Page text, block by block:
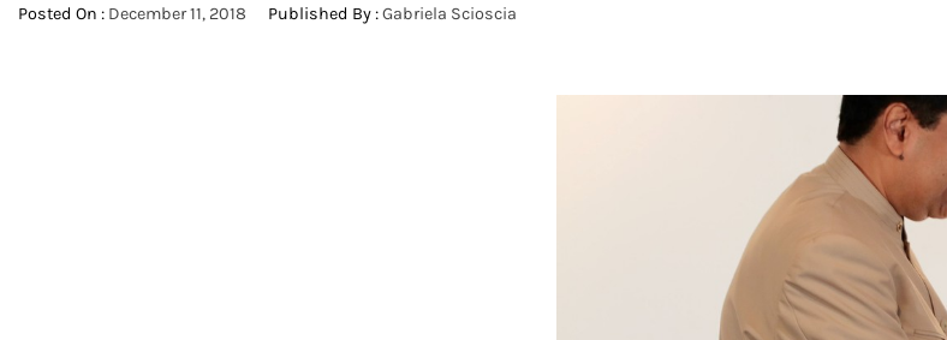
Posted On : December 11, 2018 Published By :Gabriela Scioscia